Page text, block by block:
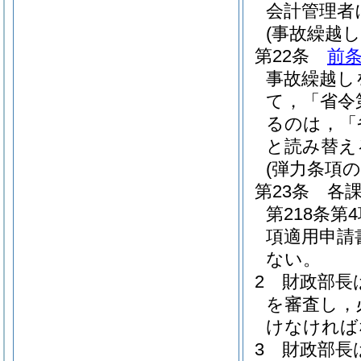
会計管理
(事故繰越
第22条
前
事故繰越
て，「省
るのは，
と読み替
(弾力条項
第23条
各
第218条第
項適用申請
ない。
2
財政部長
を審査し
けなけれ
3
財政部長